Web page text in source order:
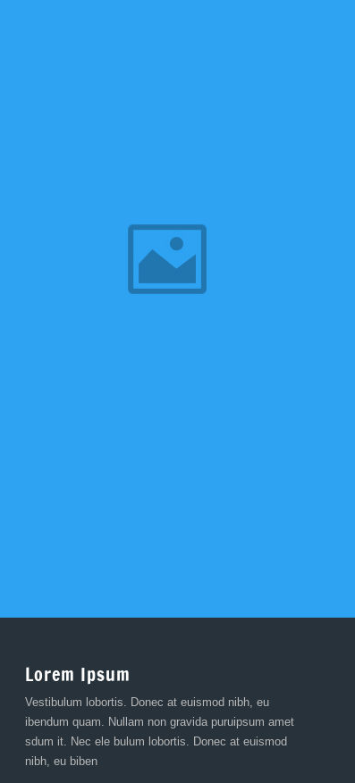
Lorem Ipsum
Vestibulum lobortis. Donec at euismod nibh, eu
ibendum quam. Nullam non gravida puruipsum amet
sdum it. Nec ele bulum lobortis. Donec at euismod
nibh, eu biben